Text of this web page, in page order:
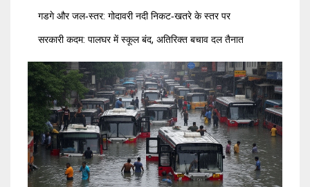
गडगे और जल‑स्तर: गोदावरी नदी निकट‑खतरे के स्तर पर
सरकारी कदम: पालघर में स्कूल बंद, अतिरिक्त बचाव दल तैनात